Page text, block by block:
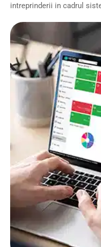
intreprinderii in cadrul